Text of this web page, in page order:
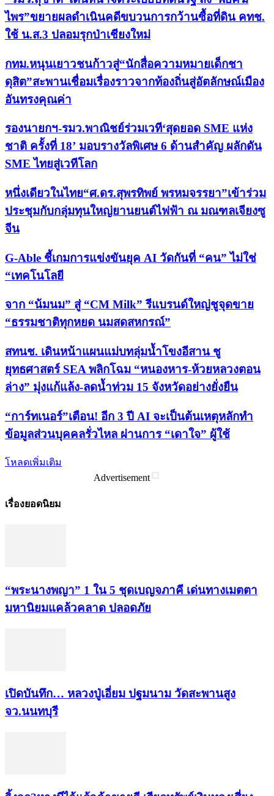
ไพร”ขยายผลดำเนินคดีขบวนการกว้านซื้อที่ดิน คทช.
ใช้ น.ส.3 ปลอมรุกป่าเชียงใหม่
กทม.หนุนเยาวชนก้าวสู่“นักสื่อความหมายเด็กชา
ดุสิต”สะพานเชื่อมเรื่องราวจากท้องถิ่นสู่อัตลักษณ์เมือง
อันทรงคุณค่า
รองนายกฯ-รมว.พาณิชย์ร่วมเวที‘สุดยอด SME แห่ง
ชาติ ครั้งที่ 18’ มอบรางวัลพิเศษ 6 ด้านสำคัญ ผลักดัน
SME ไทยสู่เวทีโลก
หนึ่งเดียวในไทย“ศ.ดร.สุพรทิพย์ พรหมจรรยา”เข้าร่วม
ประชุมกับกลุ่มทุนใหญ่ยานยนต์ไฟฟ้า ณ มณฑลเจียงซู
จีน
G-Able ชี้เกมการแข่งขันยุค AI วัดกันที่ “คน” ไม่ใช่
“เทคโนโลยี
จาก “น้มนม” สู่ “CM Milk” รีแบรนด์ใหญ่ชูจุดขาย
“ธรรมชาติทุกหยด นมสดสหกรณ์”
สทนช. เดินหน้าแผนแม่บทลุ่มน้ำโขงอีสาน ชู
ยุทธศาสตร์ SEA พลิกโฉม “หนองหาร-ห้วยหลวงตอน
ล่าง” มุ่งแก้แล้ง-ลดน้ำท่วม 15 จังหวัดอย่างยั่งยืน
“การ์ทเนอร์”เตือน! อีก 3 ปี AI จะเป็นต้นเหตุหลักทำ
ข้อมูลส่วนบุคคลรั่วไหล ผ่านการ “เดาใจ” ผู้ใช้
โหลดเพิ่มเติม
Advertisement
เรื่องยอดนิยม
“พระ​นาง​พญา” 1 ใน 5​ ชุดเบญจ​ภาคี​ เด่นทางเมตตา​
มหา​นิยม​แคล้วคลาด​ ปลอดภัย​
เปิดบันทึก… หลวงปู่เอี่ยม ​ปฐม​นาม​ วัดสะพานสูง​
จว.นนทบุรี